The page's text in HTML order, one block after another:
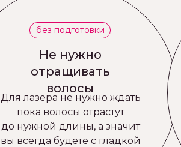
Не нужно
отращивать
волосы
Для лазера не нужно ждать
пока волосы отрастут
до нужной длины, а значит
вы всегда будете с гладкой
без подготовки